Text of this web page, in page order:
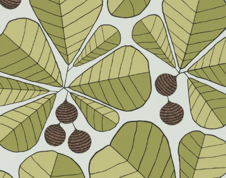
projects done faster.
About Envato
Careers
Privacy Policy
Sitemap
Community
Blog